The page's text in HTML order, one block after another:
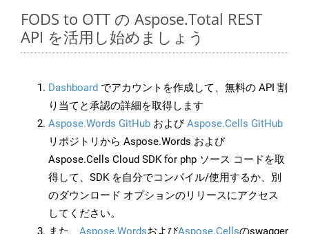
FODS to OTT の Aspose.Total REST
API を活用し始めましょう
Dashboard でアカウントを作成して、無料の API 割
り当てと承認の詳細を取得します
Aspose.Words GitHub およびAspose.Cells GitHub
リポジトリから Aspose.Words および
Aspose.Cells Cloud SDK for php ソース コードを取
得して、SDK を自分でコンパイル/使用するか、別
のダウンロード オプションのリリースにアクセス
してください。
また、 Aspose.WordsおよびAspose.Cellsのswagger